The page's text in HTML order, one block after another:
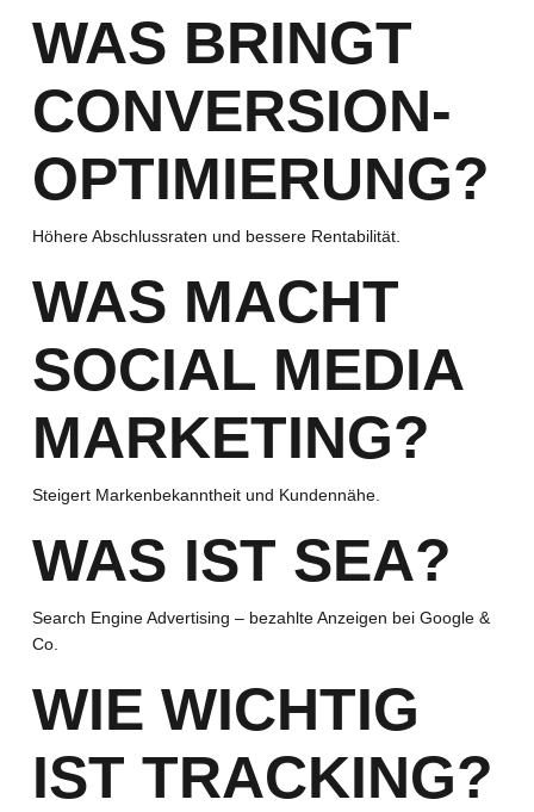
WAS BRINGT
CONVERSION-
OPTIMIERUNG?
Höhere Abschlussraten und bessere Rentabilität.
WAS MACHT
SOCIAL MEDIA
MARKETING?
Steigert Markenbekanntheit und Kundennähe.
WAS IST SEA?
Search Engine Advertising – bezahlte Anzeigen bei Google &
Co.
WIE WICHTIG
IST TRACKING?